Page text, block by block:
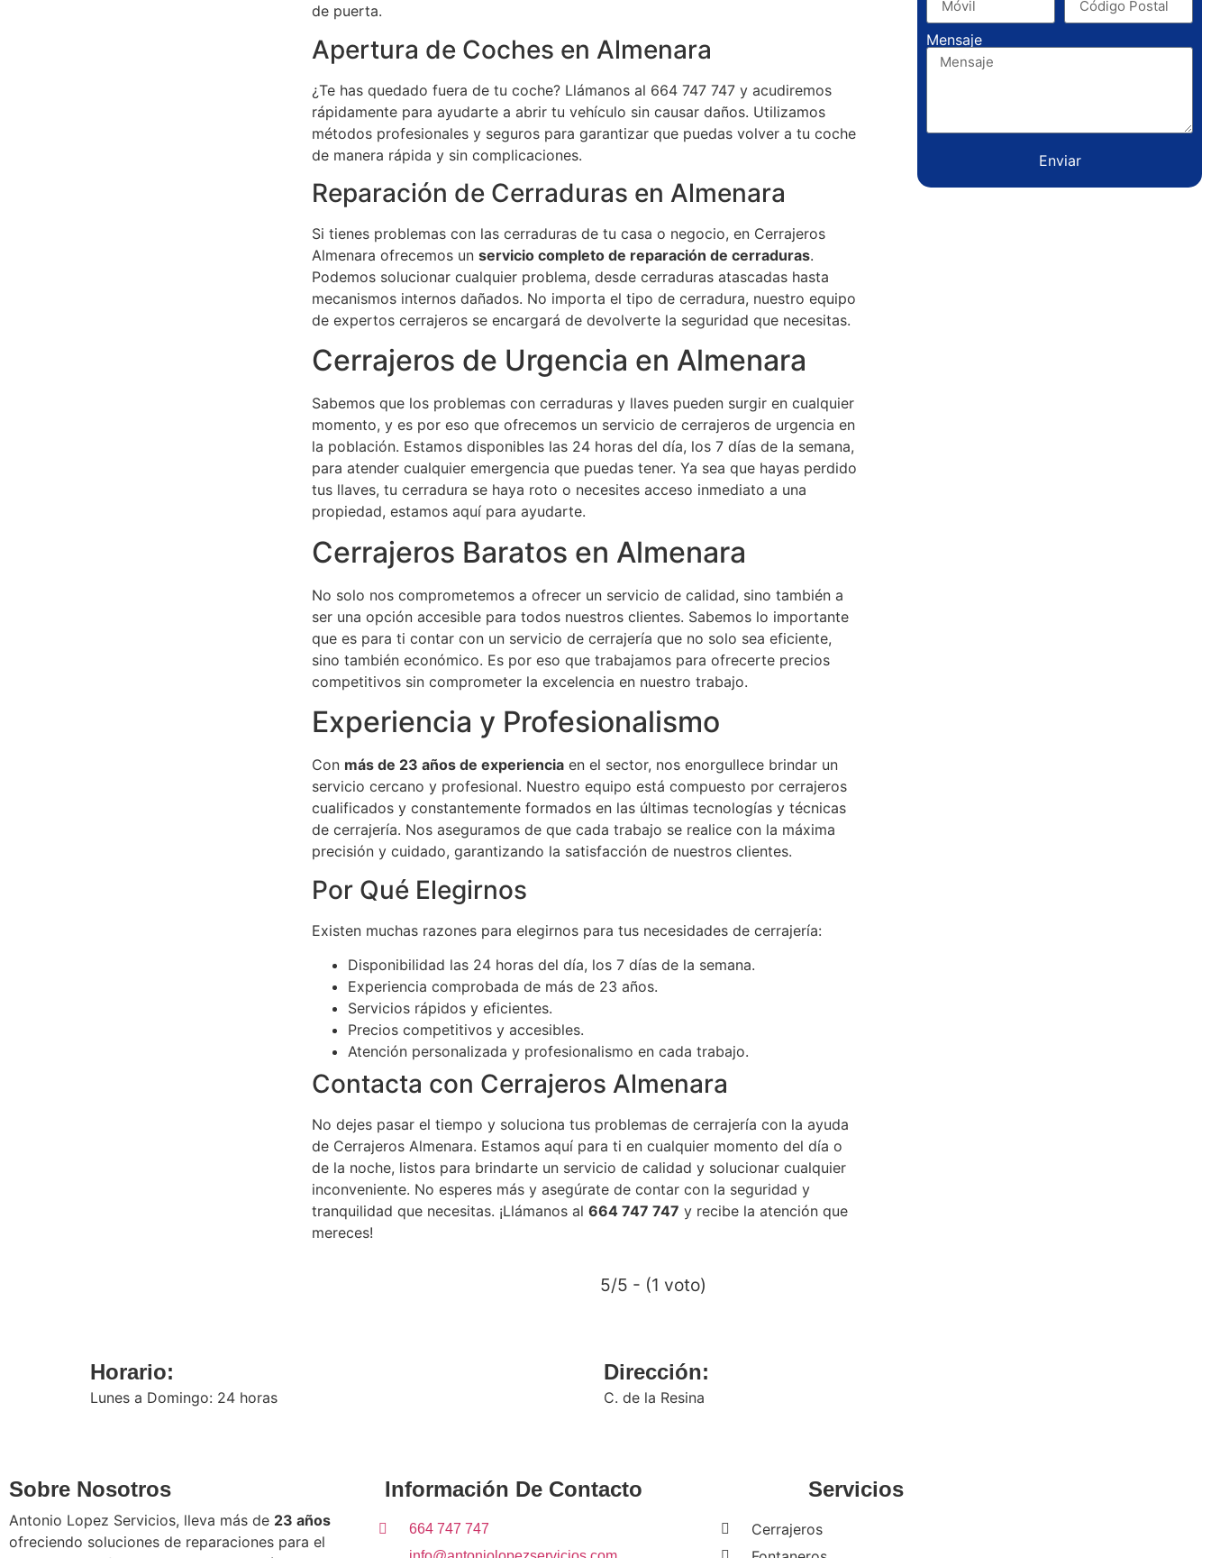
de puerta.
Apertura de Coches en Almenara
¿Te has quedado fuera de tu coche? Llámanos al 664 747 747 y acudiremos
rápidamente para ayudarte a abrir tu vehículo sin causar daños. Utilizamos
métodos profesionales y seguros para garantizar que puedas volver a tu coche
de manera rápida y sin complicaciones.
Reparación de Cerraduras en Almenara
Si tienes problemas con las cerraduras de tu casa o negocio, en Cerrajeros
Almenara ofrecemos un servicio completo de reparación de cerraduras.
Podemos solucionar cualquier problema, desde cerraduras atascadas hasta
mecanismos internos dañados. No importa el tipo de cerradura, nuestro equipo
de expertos cerrajeros se encargará de devolverte la seguridad que necesitas.
Cerrajeros de Urgencia en Almenara
Sabemos que los problemas con cerraduras y llaves pueden surgir en cualquier
momento, y es por eso que ofrecemos un servicio de cerrajeros de urgencia en
la población. Estamos disponibles las 24 horas del día, los 7 días de la semana,
para atender cualquier emergencia que puedas tener. Ya sea que hayas perdido
tus llaves, tu cerradura se haya roto o necesites acceso inmediato a una
propiedad, estamos aquí para ayudarte.
Cerrajeros Baratos en Almenara
No solo nos comprometemos a ofrecer un servicio de calidad, sino también a
ser una opción accesible para todos nuestros clientes. Sabemos lo importante
que es para ti contar con un servicio de cerrajería que no solo sea eficiente,
sino también económico. Es por eso que trabajamos para ofrecerte precios
competitivos sin comprometer la excelencia en nuestro trabajo.
Experiencia y Profesionalismo
Con más de 23 años de experiencia en el sector, nos enorgullece brindar un
servicio cercano y profesional. Nuestro equipo está compuesto por cerrajeros
cualificados y constantemente formados en las últimas tecnologías y técnicas
de cerrajería. Nos aseguramos de que cada trabajo se realice con la máxima
precisión y cuidado, garantizando la satisfacción de nuestros clientes.
Por Qué Elegirnos
Existen muchas razones para elegirnos para tus necesidades de cerrajería:
Disponibilidad las 24 horas del día, los 7 días de la semana.
Experiencia comprobada de más de 23 años.
Servicios rápidos y eficientes.
Precios competitivos y accesibles.
Atención personalizada y profesionalismo en cada trabajo.
Contacta con Cerrajeros Almenara
No dejes pasar el tiempo y soluciona tus problemas de cerrajería con la ayuda
de Cerrajeros Almenara. Estamos aquí para ti en cualquier momento del día o
de la noche, listos para brindarte un servicio de calidad y solucionar cualquier
inconveniente. No esperes más y asegúrate de contar con la seguridad y
tranquilidad que necesitas. ¡Llámanos al 664 747 747 y recibe la atención que
mereces!
5/5 - (1 voto)
Mensaje
Enviar
Horario:
Lunes a Domingo: 24 horas
Dirección:
C. de la Resina
Sobre Nosotros
Antonio Lopez Servicios, lleva más de 23 años
ofreciendo soluciones de reparaciones para el
Información De Contacto
664 747 747
Servicios
Cerrajeros